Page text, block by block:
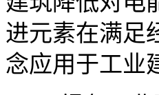
进元素在满足
念应用于工业